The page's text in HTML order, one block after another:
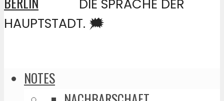
DIE SPRACHE DER
HAUPTSTADT. 🗯️
NOTES